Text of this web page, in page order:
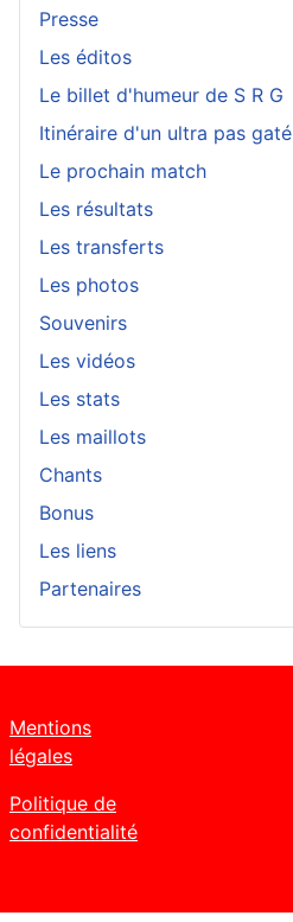
Presse
Les éditos
Le billet d'humeur de S R G
Itinéraire d'un ultra pas gaté
Le prochain match
Les résultats
Les transferts
Les photos
Souvenirs
Les vidéos
Les stats
Les maillots
Chants
Bonus
Les liens
Partenaires
Mentions
légales
Politique de
confidentialité